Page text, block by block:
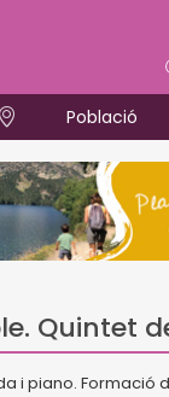
Població
Quintet
i piano.